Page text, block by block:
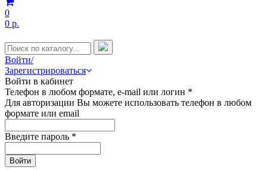
0
0 р.
Войти/
Зарегистрироваться
Войти в кабинет
Телефон в любом формате, e-mail или логин *
Для авторизации Вы можете использовать телефон в любом
формате или email
Введите пароль *